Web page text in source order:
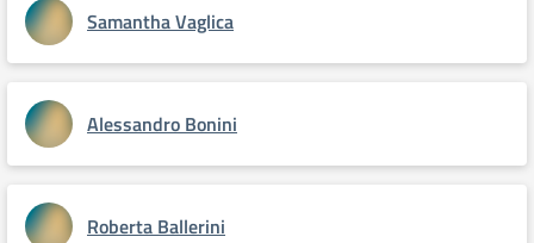
Samantha Vaglica
Alessandro Bonini
Roberta Ballerini